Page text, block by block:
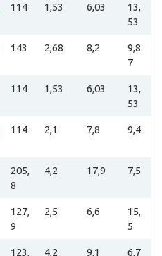
114 1,53 6,03
13,
53
143 2,68 8,2
9,8
7
114 1,53 6,03
13,
53
114 2,1 7,8 9,4
205,
8
4,2 17,9 7,5
127,
9
2,5 6,6
15,
5
123,
4,2 9,1 6,7